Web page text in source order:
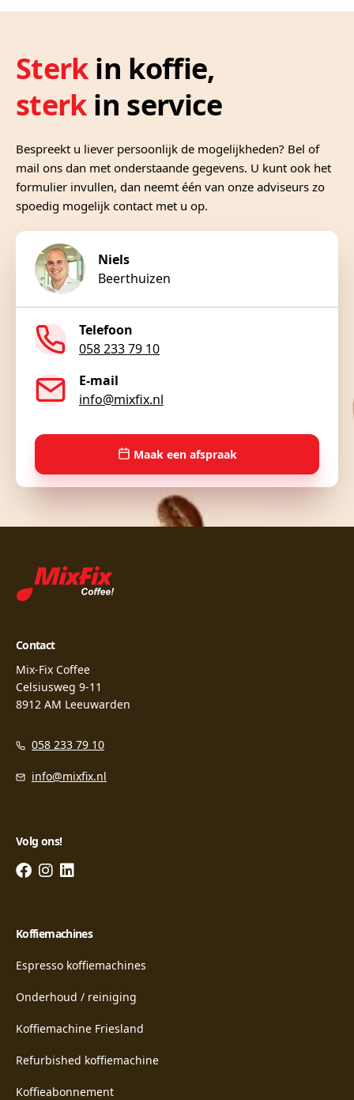
Sterkin koffie,
sterkin service
Bespreekt u liever persoonlijk de mogelijkheden? Bel of
mail ons dan met onderstaande gegevens. U kunt ook het
formulier invullen, dan neemt één van onze adviseurs zo
spoedig mogelijk contact met u op.
Niels
Beerthuizen
Telefoon
058 233 79 10
E-mail
info@mixfix.nl
Maak een afspraak
Contact
Mix-Fix Coffee
Celsiusweg 9-11
8912 AM Leeuwarden
058 233 79 10
info@mixfix.nl
Volg ons!
Koffiemachines
Espresso koffiemachines
Onderhoud / reiniging
Koffiemachine Friesland
Refurbished koffiemachine
Koffieabonnement